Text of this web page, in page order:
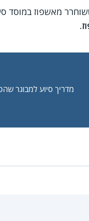
.
מדריך סיוע למבוגר